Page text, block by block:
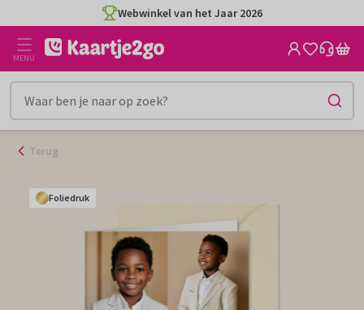
naar
inhoud
Webwinkel van het Jaar 2026
MENU
Terug
Foliedruk
Foliedruk
Foliedruk
Foliedruk
Foliedruk